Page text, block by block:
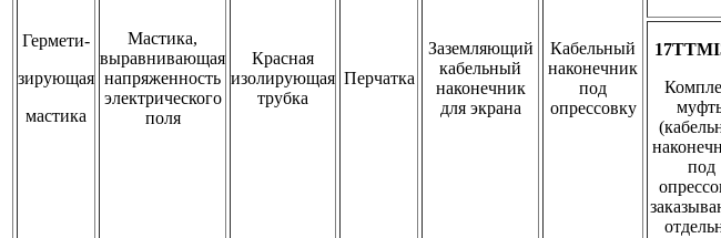
Гермети-
зирующая
мастика
Мастика,
выравнивающая
напряженность
электрического
поля
Красная
изолирующая
трубка
Перчатка
Заземляющий
кабельный
наконечник
для экрана
Кабельный
наконечник
под
опрессовку
под